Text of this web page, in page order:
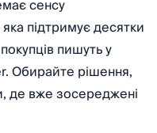
сенсу
підтримує десятки
пишуть у
Обирайте рішення,
де вже зосереджені